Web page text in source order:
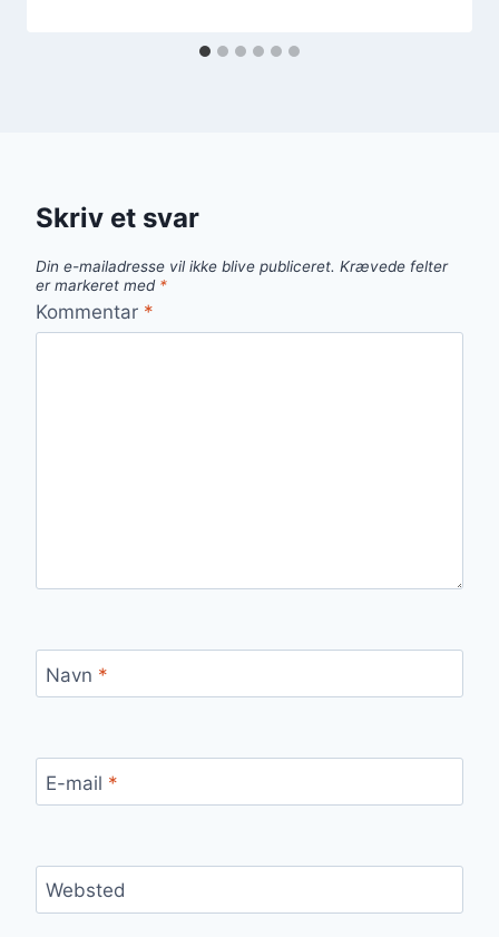
Skriv et svar
Din e-mailadresse vil ikke blive publiceret. Krævede felter
er markeret med *
Kommentar *
Navn *
E-mail *
Websted